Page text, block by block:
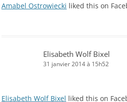
Amabel Ostrowiecki liked this on
Elisabeth Wolf Bixel
31 janvier 2014 à 15h52
Elisabeth Wolf Bixel liked this on